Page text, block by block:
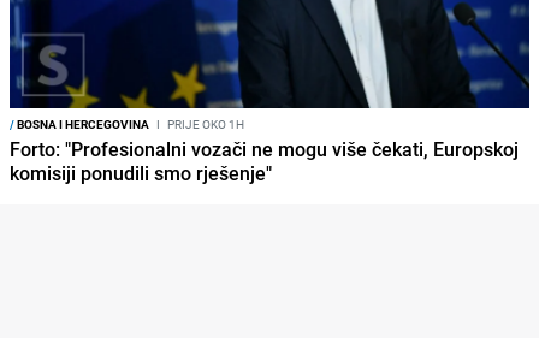
/BOSNA I HERCEGOVINA I PRIJE OKO 1H
Forto: "Profesionalni vozači ne mogu više čekati, Europskoj
komisiji ponudili smo rješenje"